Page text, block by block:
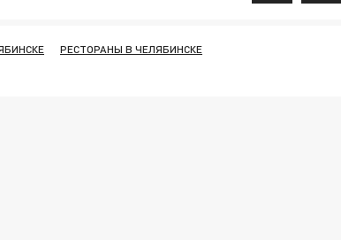
РЕСТОРАНЫ В ЧЕЛЯБИНСКЕ